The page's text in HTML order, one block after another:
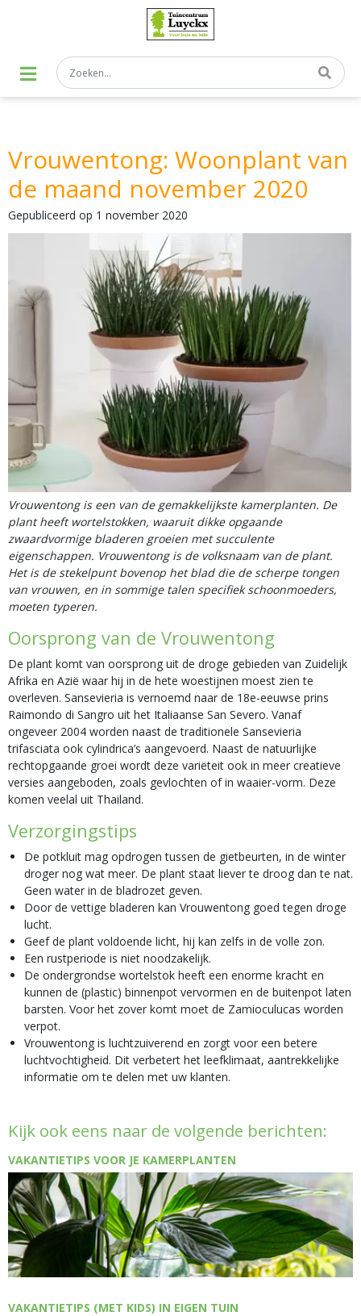
Vrouwentong: Woonplant van
de maand november 2020
Gepubliceerd op 1 november 2020
Vrouwentong is een van de gemakkelijkste kamerplanten. De
plant heeft wortelstokken, waaruit dikke opgaande
zwaardvormige bladeren groeien met succulente
eigenschappen. Vrouwentong is de volksnaam van de plant.
Het is de stekelpunt bovenop het blad die de scherpe tongen
van vrouwen, en in sommige talen specifiek schoonmoeders,
moeten typeren.
Oorsprong van de Vrouwentong
De plant komt van oorsprong uit de droge gebieden van Zuidelijk
Afrika en Azië waar hij in de hete woestijnen moest zien te
overleven. Sansevieria is vernoemd naar de 18e-eeuwse prins
Raimondo di Sangro uit het Italiaanse San Severo. Vanaf
ongeveer 2004 worden naast de traditionele Sansevieria
trifasciata ook cylindrica’s aangevoerd. Naast de natuurlijke
rechtopgaande groei wordt deze variëteit ook in meer creatieve
versies aangeboden, zoals gevlochten of in waaier-vorm. Deze
komen veelal uit Thailand.
Verzorgingstips
De potkluit mag opdrogen tussen de gietbeurten, in de winter
droger nog wat meer. De plant staat liever te droog dan te nat.
Geen water in de bladrozet geven.
Door de vettige bladeren kan Vrouwentong goed tegen droge
lucht.
Geef de plant voldoende licht, hij kan zelfs in de volle zon.
Een rustperiode is niet noodzakelijk.
De ondergrondse wortelstok heeft een enorme kracht en
kunnen de (plastic) binnenpot vervormen en de buitenpot laten
barsten. Voor het zover komt moet de Zamioculucas worden
verpot.
Vrouwentong is luchtzuiverend en zorgt voor een betere
luchtvochtigheid. Dit verbetert het leefklimaat, aantrekkelijke
informatie om te delen met uw klanten.
Kijk ook eens naar de volgende berichten:
VAKANTIETIPS VOOR JE KAMERPLANTEN
VAKANTIETIPS (MET KIDS) IN EIGEN TUIN